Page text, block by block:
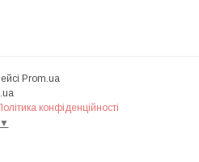
Prom.ua
конфіденційності
▼